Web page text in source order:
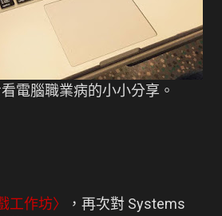
電腦職業病的小小分享。
工作坊〉
，再次對 Systems